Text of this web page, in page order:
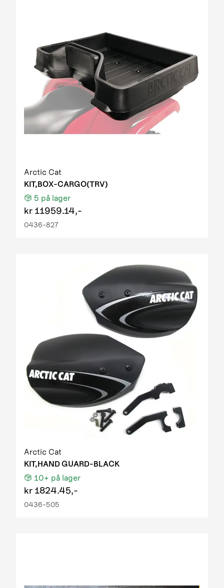
Arctic Cat
KIT,BOX-CARGO(TRV)
5 på lager
kr 11959.14,-
0436-827
Arctic Cat
KIT,HAND GUARD-BLACK
10+ på lager
kr 1824.45,-
0436-505